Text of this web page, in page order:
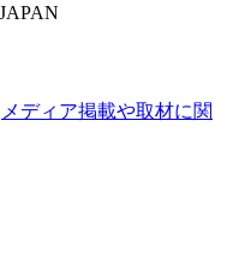
JAPAN
メディア掲載や取材に関